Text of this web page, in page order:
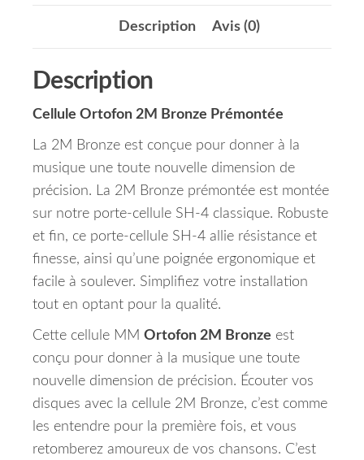
Description Avis (0)
Description
Cellule Ortofon 2M Bronze Prémontée
La 2M Bronze est conçue pour donner à la
musique une toute nouvelle dimension de
précision. La 2M Bronze prémontée est montée
sur notre porte-cellule SH-4 classique. Robuste
et fin, ce porte-cellule SH-4 allie résistance et
finesse, ainsi qu’une poignée ergonomique et
facile à soulever. Simplifiez votre installation
tout en optant pour la qualité.
Cette cellule MM Ortofon 2M Bronze est
conçu pour donner à la musique une toute
nouvelle dimension de précision. Écouter vos
disques avec la cellule 2M Bronze, c’est comme
les entendre pour la première fois, et vous
retomberez amoureux de vos chansons. C’est